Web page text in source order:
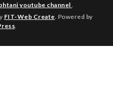
youtube channel
FIT-Web Create . Powered by